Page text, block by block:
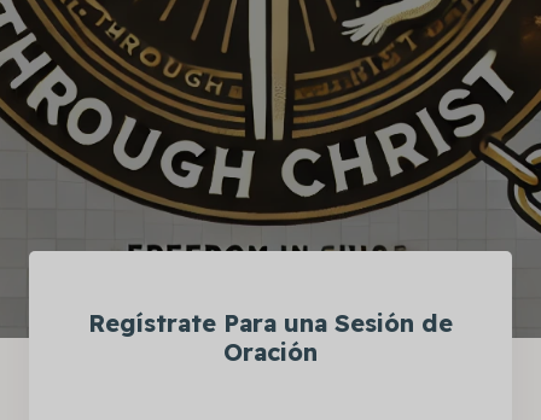
Regístrate Para una Sesión de
Oración